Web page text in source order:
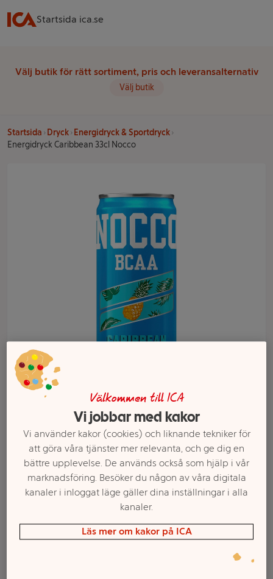
Startsida ica.se
Välj butik för rätt sortiment, pris och leveransalternativ
Välj butik
Startsida Dryck
Energidryck & Sportdryck
Energidryck Caribbean 33cl Nocco
Energidryck
Caribbean 33cl
Välj butik och handla
Sortimentet kan variera mellan butikerna
Välkommen till ICA
Vi jobbar med kakor
Vi använder kakor (cookies) och liknande tekniker för
att göra våra tjänster mer relevanta, och ge dig en
bättre upplevelse. De används också som hjälp i vår
marknadsföring. Besöker du någon av våra digitala
kanaler i inloggat läge gäller dina inställningar i alla
kanaler.
Läs mer om kakor på ICA